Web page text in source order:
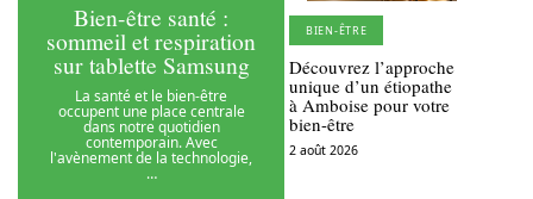
Bien-être santé :
sommeil et respiration
sur tablette Samsung
La santé et le bien-être
occupent une place centrale
dans notre quotidien
contemporain. Avec
l'avènement de la technologie,
…
BIEN-ÊTRE
Découvrez l’approche
unique d’un étiopathe
à Amboise pour votre
bien-être
2 août 2026